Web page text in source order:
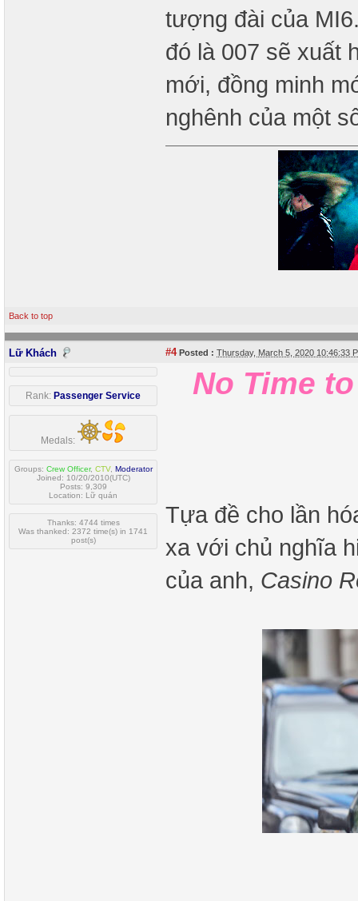
tượng đài của
đó là 007 sẽ xuất
mới, đồng minh
nghênh của một
Back to top
Lữ Khách #4Posted : Thursday, March 5, 2020 10:46:33
Rank: Passenger Service
Medals:
Groups: Crew Officer, CTV, Moderator
Joined: 10/20/2010(UTC)
Posts: 9,309
Location: Lữ quán
Thanks: 4744 times
Was thanked: 2372 time(s) in 1741
post(s)
No Time
Tựa đề cho lần
xa với chủ nghĩa
của anh, Casino